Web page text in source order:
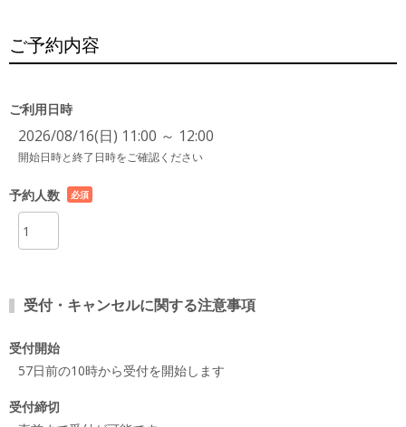
ご予約内容
ご利用日時
2026/08/16(日) 11:00 ～ 12:00
開始日時と終了日時をご確認ください
予約人数
必須
受付・キャンセルに関する注意事項
受付開始
57日前の10時から受付を開始します
受付締切